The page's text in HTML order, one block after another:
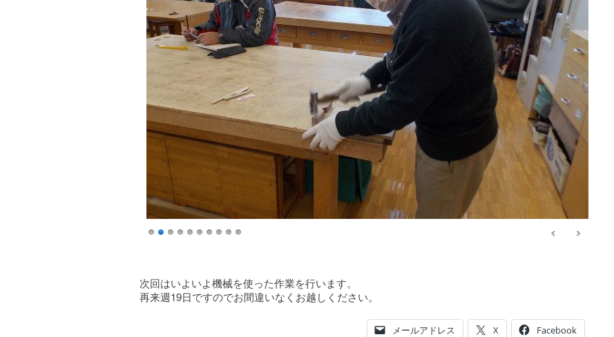
次回はいよいよ機械を使った作業を行います。
再来週19日ですのでお間違いなくお越しください。
メールアドレス X Facebook